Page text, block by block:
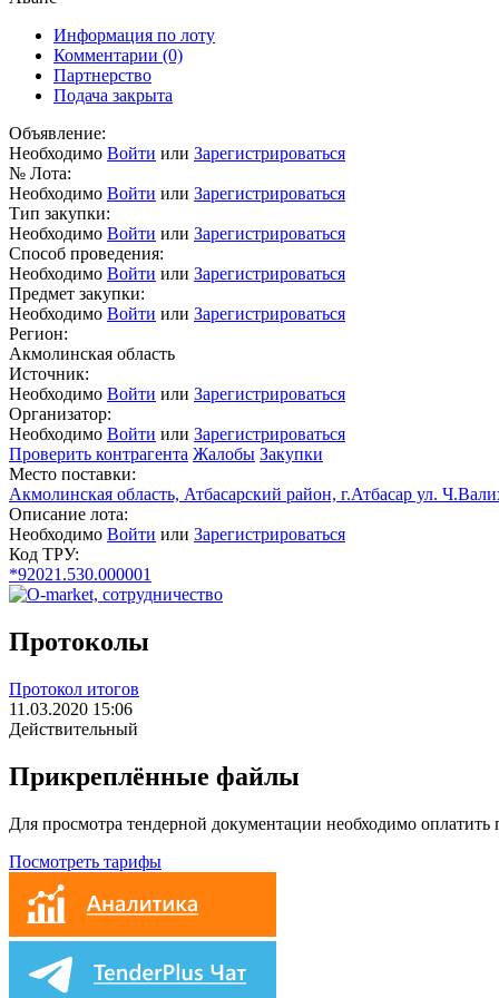
Информация по лоту
Комментарии (0)
Партнерство
Подача закрыта
Объявление:
Необходимо Войти или Зарегистрироваться
№ Лота:
Необходимо Войти или Зарегистрироваться
Тип закупки:
Необходимо Войти или Зарегистрироваться
Способ проведения:
Необходимо Войти или Зарегистрироваться
Предмет закупки:
Необходимо Войти или Зарегистрироваться
Регион:
Акмолинская область
Источник:
Необходимо Войти или Зарегистрироваться
Организатор:
Необходимо Войти или Зарегистрироваться
Проверить контрагента Жалобы Закупки
Место поставки:
Акмолинская область, Атбасарский район, г.Атбасар ул.
Описание лота:
Необходимо Войти или Зарегистрироваться
Код ТРУ:
*92021.530.000001
Протоколы
Протокол итогов
11.03.2020 15:06
Действительный
Прикреплённые файлы
Для просмотра тендерной документации необходимо оплатить
Посмотреть тарифы